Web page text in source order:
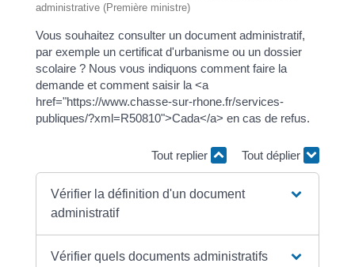
administrative (Première ministre)
Vous souhaitez consulter un document administratif,
par exemple un certificat d'urbanisme ou un dossier
scolaire ? Nous vous indiquons comment faire la
demande et comment saisir la <a
href="https://www.chasse-sur-rhone.fr/services-
publiques/?xml=R50810">Cada</a> en cas de refus.
Tout replier Tout déplier
Vérifier la définition d'un document
administratif
Vérifier quels documents administratifs